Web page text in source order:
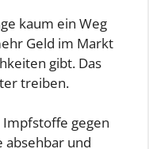
kaum ein Weg
Geld im Markt
gibt. Das
treiben.
gegen
absehbar und